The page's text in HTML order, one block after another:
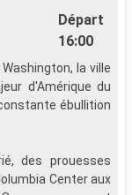
Départ
16:00
la ville
d'Amérique du
ébullition
des prouesses
Center aux